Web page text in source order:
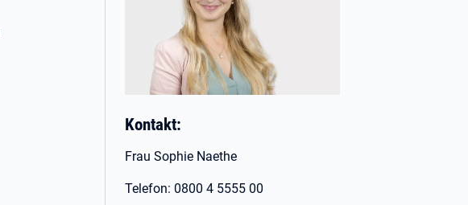
Kontakt:
Frau Sophie Naethe
Telefon: 0800 4 5555 00